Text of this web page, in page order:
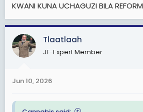
KWANI KUNA UCHAGUZI BILA REFORM
Tlaatlaah
JF-Expert Member
Jun 10, 2026